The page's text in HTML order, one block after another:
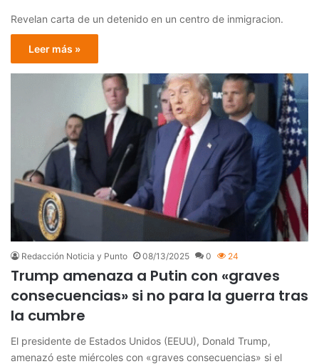
Revelan carta de un detenido en un centro de inmigracion.
Leer más »
Redacción Noticia y Punto 08/13/2025 0 24
Trump amenaza a Putin con «graves
consecuencias» si no para la guerra tras
la cumbre
El presidente de Estados Unidos (EEUU), Donald Trump,
amenazó este miércoles con «graves consecuencias» si el